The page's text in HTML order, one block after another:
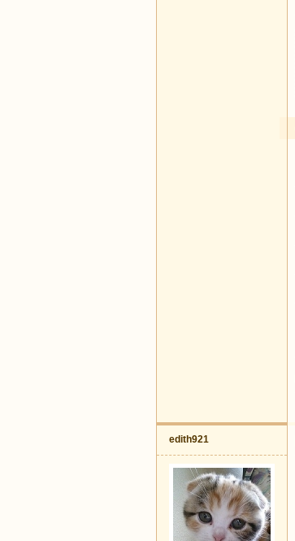
edith921